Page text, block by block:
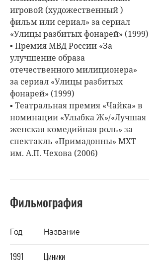
игровой (художественный )
фильм или сериал» за сериал
«Улицы разбитых фонарей» (1999)
▪ Премия МВД России «За
улучшение образа
отечественного милиционера»
за сериал «Улицы разбитых
фонарей» (1999)
▪ Театральная премия «Чайка» в
номинации «Улыбка Ж»/«Лучшая
женская комедийная роль» за
спектакль «Примадонны» МХТ
им. А.П. Чехова (2006)
Фильмография
Год Название
1991 Циники